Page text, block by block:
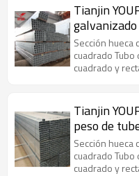
Tianjin
Tubo
Sección hueca
cuadrado
cuadrado y
Tianjin
peso de
sección
Sección hueca
cuadrado
cuadrado y